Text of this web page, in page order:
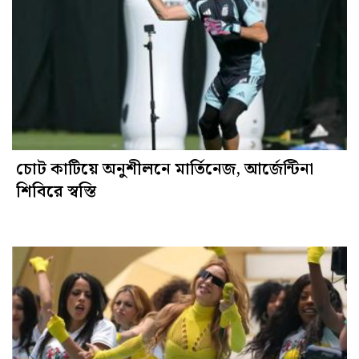
চোট কাটিয়ে অনুশীলনে মার্তিনেজ, আর্জেন্টিনা
শিবিরে স্বস্তি